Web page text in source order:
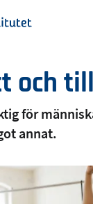
och
för
annat.